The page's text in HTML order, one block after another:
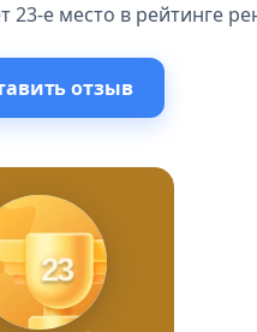
е место в рейтинге
отзыв
23